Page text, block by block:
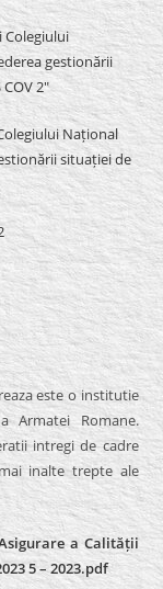
Colegiului
gestionării
2″
Național
situației de
este o institutie
Armatei Romane.
intregi de cadre
inalte trepte ale
a Calității
5 – 2023.pdf